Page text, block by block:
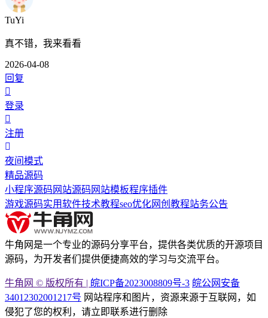
TuYi
真不错，我来看看
2026-04-08
回复
登录
注册
夜间模式
精品源码
小程序源码 网站源码 网站模板程序插件
游戏源码实用软件技术教程seo优化网创教程站务公告
牛角网是一个专业的源码分享平台，提供各类优质的开源项目
源码，为开发者们提供便捷高效的学习与交流平台。
牛角网 © 版权所有 | 皖ICP备2023008809号-3 皖公网安备
34012302001217号 网站程序和图片，资源来源于互联网，如
侵犯了您的权利，请立即联系进行删除